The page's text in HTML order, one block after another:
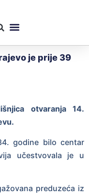
je prije 39
otvaranja 14.
godine bilo centar
učestvovala je u
preduzeća iz